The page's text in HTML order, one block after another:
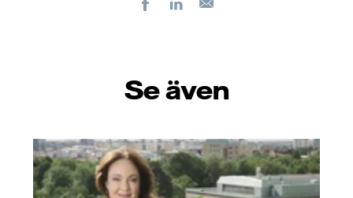
FacebookLinkedIn
Se även